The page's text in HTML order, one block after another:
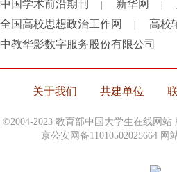
中国学术前沿期刊 新华网
全国高校思想政治工作网 高校
中教华影数字服务股份有限公司
关于我们 共建单位
©2004-2023 教育部中国大学生在线网站
京公安网备11010502025664 网